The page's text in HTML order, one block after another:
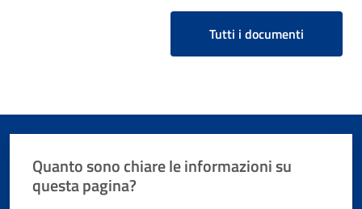
Tutti i documenti
Quanto sono chiare le informazioni su
questa pagina?